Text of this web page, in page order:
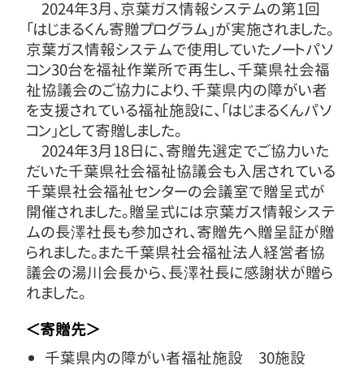
2024年3月、京葉ガス情報システムの第1回
「はじまるくん寄贈プログラム」が実施されました。
京葉ガス情報システムで使用していたノートパソ
コン30台を福祉作業所で再生し、千葉県社会福
祉協議会のご協力により、千葉県内の障がい者
を支援されている福祉施設に、「はじまるくんパソ
コン」として寄贈しました。
2024年3月18日に、寄贈先選定でご協力いた
だいた千葉県社会福祉協議会も入居されている
千葉県社会福祉センターの会議室で贈呈式が
開催されました。贈呈式には京葉ガス情報システ
ムの長澤社長も参加され、寄贈先へ贈呈証が贈
られました。また千葉県社会福祉法人経営者協
議会の湯川会長から、長澤社長に感謝状が贈ら
れました。
＜寄贈先＞
千葉県内の障がい者福祉施設 30施設